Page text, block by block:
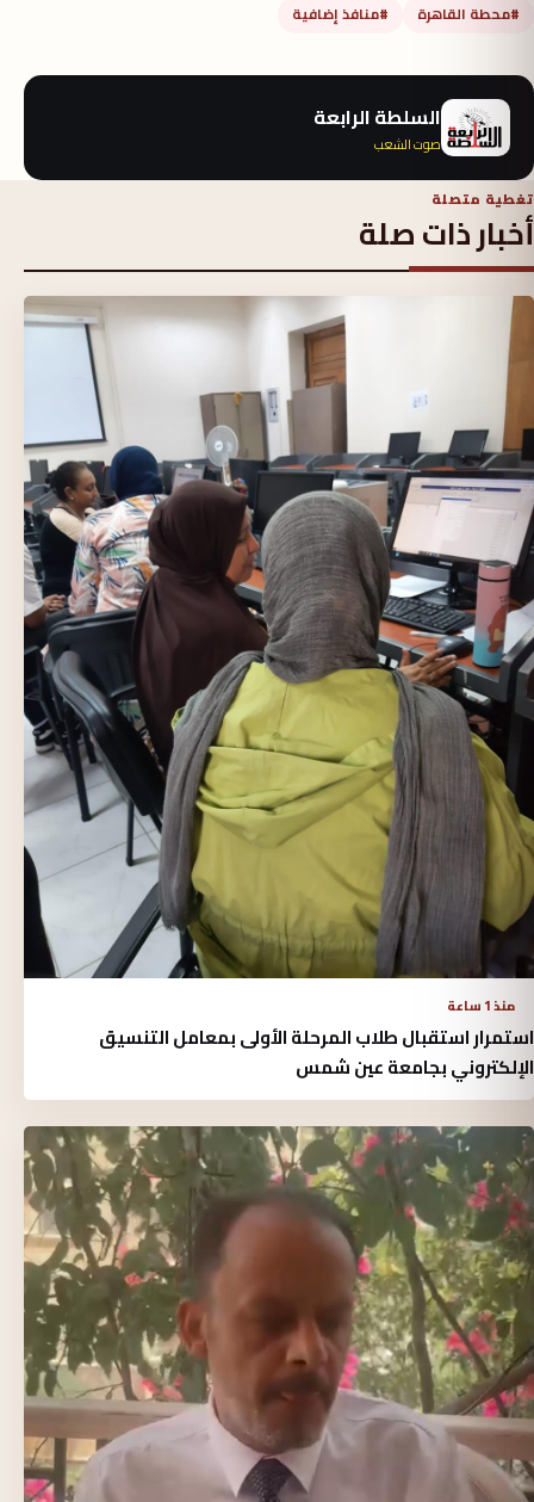
#محطة القاهرة
#منافذ إضافية
السلطة الرابعة
صوت الشعب
تغطية متصلة
أخبار ذات صلة
منذ 1 ساعة
استمرار استقبال طلاب المرحلة الأولى بمعامل التنسيق
الإلكتروني بجامعة عين شمس